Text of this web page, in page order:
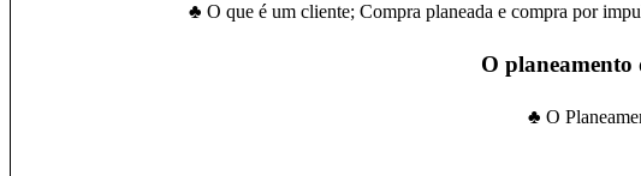
♣ O que é um cliente; Compra planeada e compra por
O planeamento
♣ O